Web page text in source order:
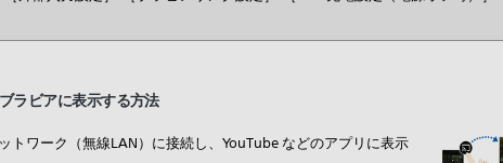
ラビアに表示する方法
トワーク（無線LAN）に接続し、YouTube などのアプリに表示